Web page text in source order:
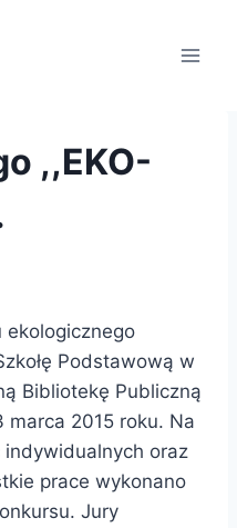
,,EKO-
ekologicznego
Podstawową w
Bibliotekę Publiczną
marca 2015 roku. Na
indywidualnych oraz
prace wykonano
Jury